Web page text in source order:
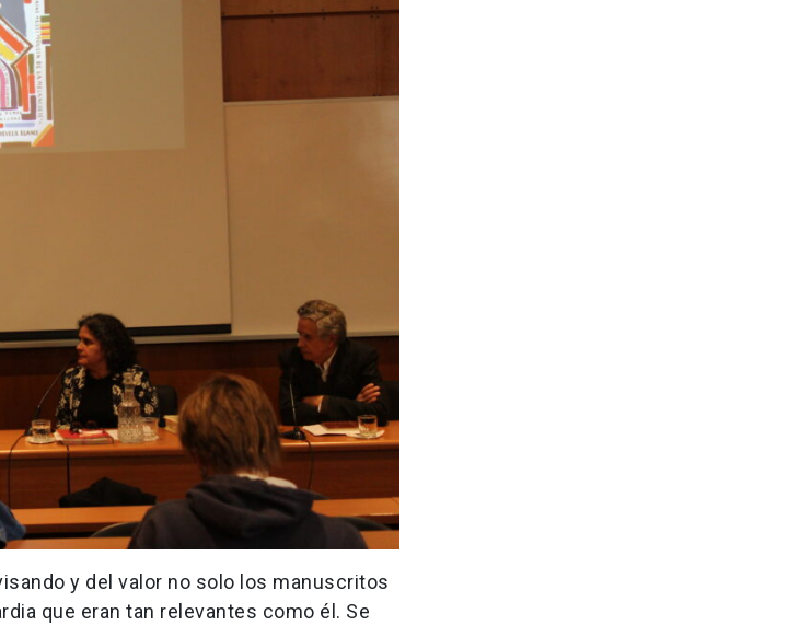
y del valor no solo los manuscritos
que eran tan relevantes como él. Se